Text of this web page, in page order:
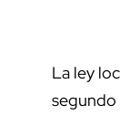
La ley
segundo